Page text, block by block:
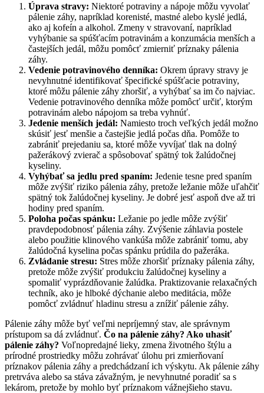
Úprava stravy: Niektoré potraviny a nápoje môžu vyvolať
pálenie záhy, napríklad korenisté, mastné alebo kyslé jedlá,
ako aj kofeín a alkohol. Zmeny v stravovaní, napríklad
vyhýbanie sa spúšťacím potravinám a konzumácia menších a
častejších jedál, môžu pomôcť zmierniť príznaky pálenia
záhy.
Vedenie potravinového denníka: Okrem úpravy stravy je
nevyhnutné identifikovať špecifické spúšťacie potraviny,
ktoré môžu pálenie záhy zhoršiť, a vyhýbať sa im čo najviac.
Vedenie potravinového denníka môže pomôcť určiť, ktorým
potravinám alebo nápojom sa treba vyhnúť.
Jedenie menších jedál: Namiesto troch veľkých jedál možno
skúsiť jesť menšie a častejšie jedlá počas dňa. Pomôže to
zabrániť prejedaniu sa, ktoré môže vyvíjať tlak na dolný
pažerákový zvierač a spôsobovať spätný tok žalúdočnej
kyseliny.
Vyhýbať sa jedlu pred spaním: Jedenie tesne pred spaním
môže zvýšiť riziko pálenia záhy, pretože ležanie môže uľahčiť
spätný tok žalúdočnej kyseliny. Je dobré jesť aspoň dve až tri
hodiny pred spaním.
Poloha počas spánku: Ležanie po jedle môže zvýšiť
pravdepodobnosť pálenia záhy. Zvýšenie záhlavia postele
alebo použitie klinového vankúša môže zabrániť tomu, aby
žalúdočná kyselina počas spánku prúdila do pažeráka.
Zvládanie stresu: Stres môže zhoršiť príznaky pálenia záhy,
pretože môže zvýšiť produkciu žalúdočnej kyseliny a
spomaliť vyprázdňovanie žalúdka. Praktizovanie relaxačných
techník, ako je hlboké dýchanie alebo meditácia, môže
pomôcť zvládnuť hladinu stresu a znížiť pálenie záhy.
Pálenie záhy môže byť veľmi nepríjemný stav, ale správnym
prístupom sa dá zvládnuť. Čo na pálenie záhy? Ako uhasiť
pálenie záhy? Voľnopredajné lieky, zmena životného štýlu a
prírodné prostriedky môžu zohrávať úlohu pri zmierňovaní
príznakov pálenia záhy a predchádzaní ich výskytu. Ak pálenie záhy
pretrváva alebo sa stáva závažným, je nevyhnutné poradiť sa s
lekárom, pretože by mohlo byť príznakom vážnejšieho stavu.